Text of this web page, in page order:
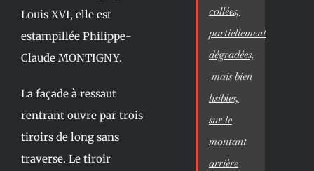
Louis XVI, elle est
estampillée Philippe-
Claude MONTIGNY.
La façade à ressaut
rentrant ouvre par trois
tiroirs de long sans
traverse. Le tiroir
collées,
partiellement
dégradées,
mais bien
lisibles,
sur le
montant
arrière